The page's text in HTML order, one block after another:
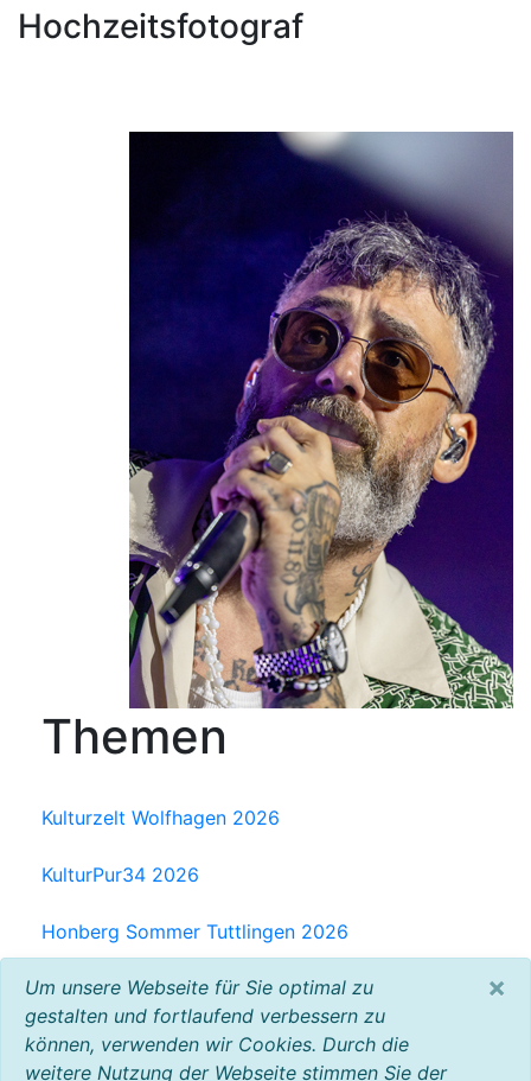
Hochzeitsfotograf
Themen
Kulturzelt Wolfhagen 2026
KulturPur34 2026
Honberg Sommer Tuttlingen 2026
Milchwerk Musik Festival Radolfzell 2025
Baltic Open Air 2025
VW Bus Festival 2023
Um unsere Webseite für Sie optimal zu
gestalten und fortlaufend verbessern zu
können, verwenden wir Cookies. Durch die
weitere Nutzung der Webseite stimmen Sie der
×